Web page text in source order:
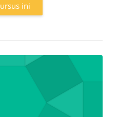
ini